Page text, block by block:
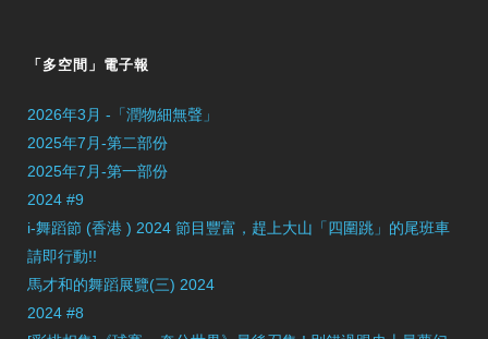
「多空間」電子報
2026年3月 -「潤物細無聲」
2025年7月-第二部份
2025年7月-第一部份
2024 #9
i-舞蹈節 (香港 ) 2024 節目豐富，趕上大山「四圍跳」的尾班車
請即行動!!
馬才和的舞蹈展覽(三) 2024
2024 #8